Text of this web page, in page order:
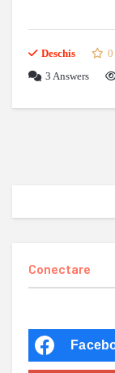
Deschis 0
3 Answers
Conectare